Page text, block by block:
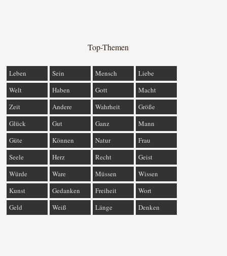
Top-Themen
Leben Sein Mensch
Liebe
Welt
Haben Gott
Macht
Zeit
Andere Wahrheit
Größe
Glück
Gut Ganz
Mann
Güte
Können Natur
Frau
Seele
Herz Recht
Geist
Würde
Ware Müssen
Wissen
Kunst
Gedanken Freiheit
Wort
Geld
Weiß Länge Denken